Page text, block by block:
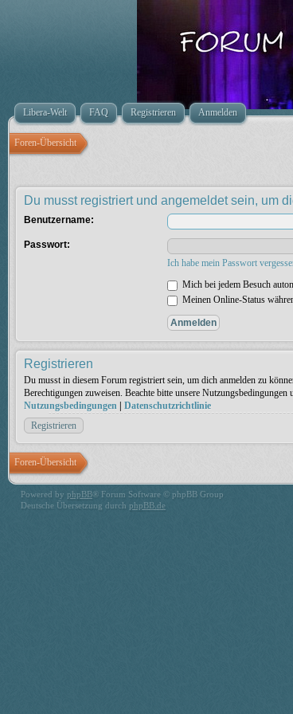
Libera-Welt FAQ Registrieren Anmelden
Foren-Übersicht
Du musst registriert und angemeldet sein, um
Benutzername:
Passwort:
Ich habe mein Passwort
Mich bei jedem Besuch
Meinen Online-Status
Registrieren
Du musst in diesem Forum registriert sein, um dich anmelden zu
Berechtigungen zuweisen. Beachte bitte unsere
Nutzungsbedingungen
Datenschutzrichtlinie
Registrieren
Foren-Übersicht
Powered by phpBB® Forum Software © phpBB Group
Deutsche Übersetzung durch phpBB.de